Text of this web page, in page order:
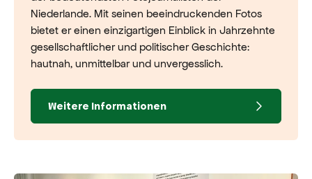
Niederlande. Mit seinen beeindruckenden Fotos
bietet er einen einzigartigen Einblick in Jahrzehnte
gesellschaftlicher und politischer Geschichte:
hautnah, unmittelbar und unvergesslich.
Weitere Informationen